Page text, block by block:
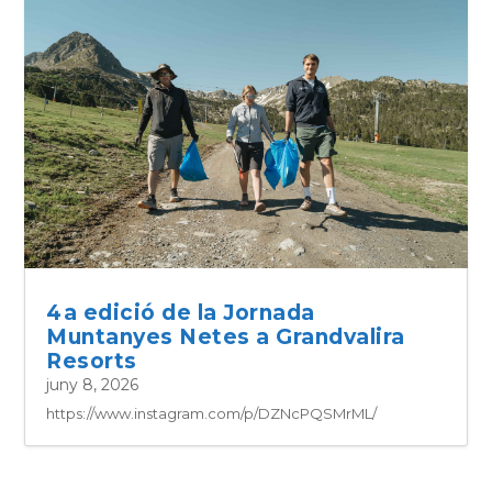
4a edició de la Jornada
Muntanyes Netes a Grandvalira
Resorts
juny 8, 2026
https://www.instagram.com/p/DZNcPQSMrML/